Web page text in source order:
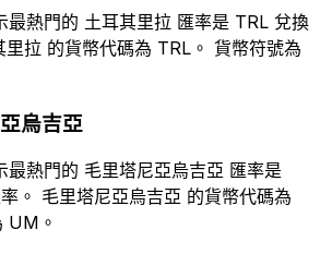
最熱門的 土耳其里拉 匯率是 TRL 兌換
拉 的貨幣代碼為 TRL。 貨幣符號為
烏吉亞
最熱門的 毛里塔尼亞烏吉亞 匯率是
。 毛里塔尼亞烏吉亞 的貨幣代碼為
UM。